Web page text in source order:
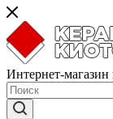
Интернет-магазин